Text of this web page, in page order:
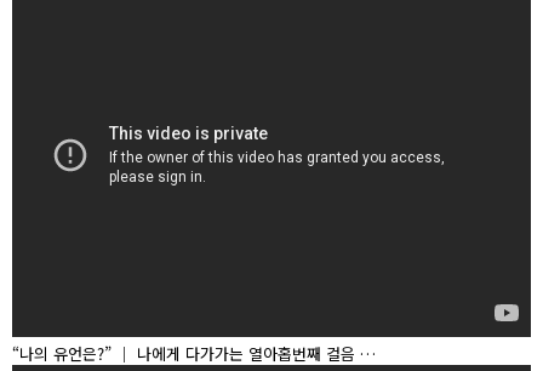
“나의 유언은?” │ 나에게 다가가는 열아홉번째 걸음 …